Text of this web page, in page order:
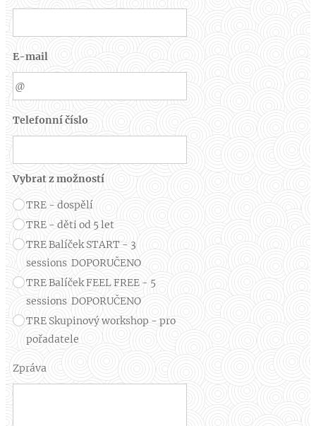
E-mail
Telefonní číslo
Vybrat z možností
TRE - dospělí
TRE - děti od 5 let
TRE Balíček START - 3
sessions DOPORUČENO
TRE Balíček FEEL FREE - 5
sessions DOPORUČENO
TRE Skupinový workshop - pro
pořadatele
Zpráva